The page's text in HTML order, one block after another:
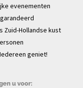
evenementen
Zuid-Hollandse kust
geniet!
u voor: